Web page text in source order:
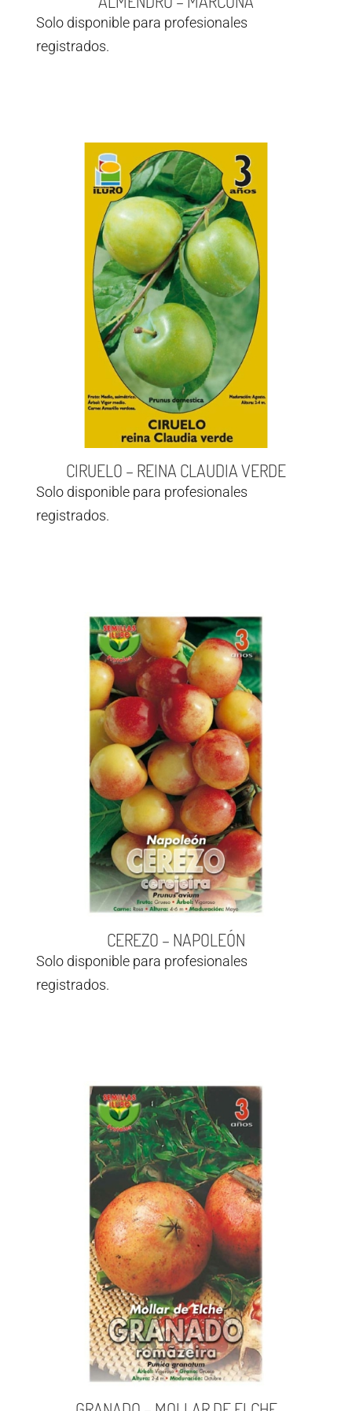
Solo disponible para profesionales
registrados.
CIRUELO – REINA CLAUDIA VERDE
Solo disponible para profesionales
registrados.
CEREZO – NAPOLEÓN
Solo disponible para profesionales
registrados.